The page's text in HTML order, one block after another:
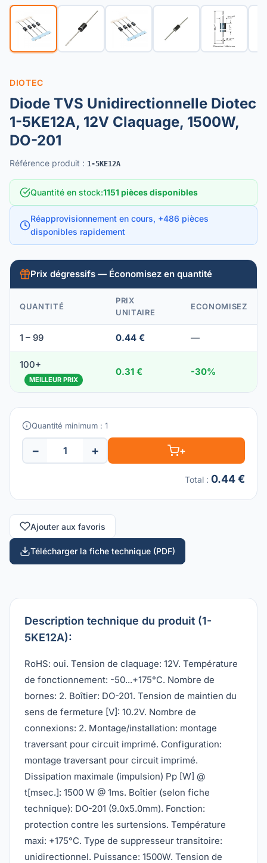
DIOTEC
Diode TVS Unidirectionnelle Diotec
1-5KE12A, 12V Claquage, 1500W,
DO-201
Référence produit : 1-5KE12A
Quantité en stock:1151 pièces disponibles
Réapprovisionnement en cours, +486 pièces
disponibles rapidement
Prix dégressifs — Économisez en quantité
QUANTITÉ
PRIX
UNITAIRE
ECONOMISEZ
1 – 99 0.44 € —
100+
MEILLEUR PRIX
0.31 € -30%
Quantité minimum : 1
− + +
Total : 0.44 €
Ajouter aux favoris
Télécharger la fiche technique (PDF)
Description technique du produit (1-
5KE12A):
RoHS: oui. Tension de claquage: 12V. Température
de fonctionnement: -50...+175°C. Nombre de
bornes: 2. Boîtier: DO-201. Tension de maintien du
sens de fermeture [V]: 10.2V. Nombre de
connexions: 2. Montage/installation: montage
traversant pour circuit imprimé. Configuration:
montage traversant pour circuit imprimé.
Dissipation maximale (impulsion) Pp [W] @
t[msec.]: 1500 W @ 1ms. Boîtier (selon fiche
technique): DO-201 (9.0x5.0mm). Fonction:
protection contre les surtensions. Température
maxi: +175°C. Type de suppresseur transitoire:
unidirectionnel. Puissance: 1500W. Tension de